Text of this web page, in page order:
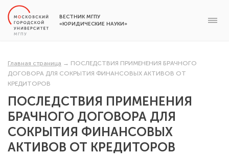
ВЕСТНИК МГПУ
«ЮРИДИЧЕСКИЕ НАУКИ»
Главная страница → ПОСЛЕДСТВИЯ ПРИМЕНЕНИЯ БРАЧНОГО
ДОГОВОРА ДЛЯ СОКРЫТИЯ ФИНАНСОВЫХ АКТИВОВ ОТ
КРЕДИТОРОВ
ПОСЛЕДСТВИЯ ПРИМЕНЕНИЯ
БРАЧНОГО ДОГОВОРА ДЛЯ
СОКРЫТИЯ ФИНАНСОВЫХ
АКТИВОВ ОТ КРЕДИТОРОВ